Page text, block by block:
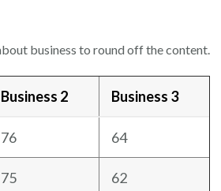
business to round off the content.
Business 2 Business 3
76 64
75 62